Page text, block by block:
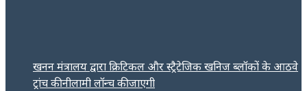
खनन मंत्रालय द्वारा क्रिटिकल और स्ट्रैटेजिक खनिज ब्लॉकों के आठवे
ट्रांच की नीलामी लॉन्च की जाएगी